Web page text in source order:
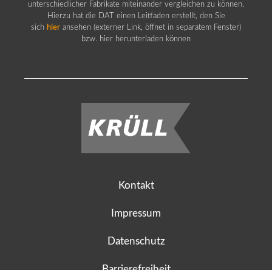
unterschiedlicher Fabrikate miteinander vergleichen zu können.
Hierzu hat die DAT einen Leitfaden erstellt, den Sie
sich hier ansehen (externer Link, öffnet in separatem Fenster)
bzw. hier herunterladen können
Kontakt
Impressum
Datenschutz